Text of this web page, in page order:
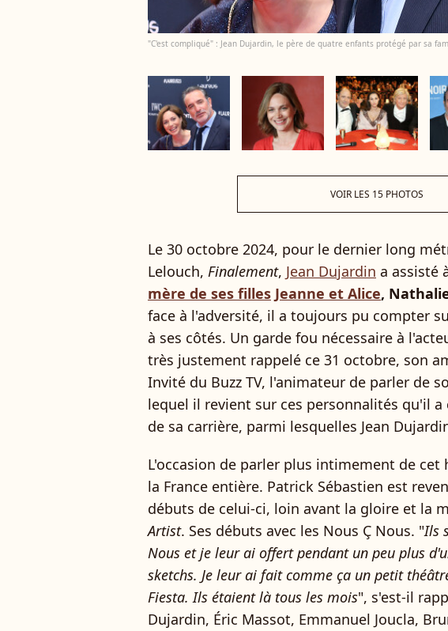
"C'est compliqué" : Jean Dujardin, le père de quatre enfants protégé par sa
VOIR LES 15 PHOTOS
Le 30 octobre 2024, pour le dernier long
Lelouch, Finalement, Jean Dujardin a assisté
mère de ses filles Jeanne et Alice,
face à l'adversité, il a toujours pu compter
à ses côtés. Un garde fou nécessaire à
très justement rappelé ce 31 octobre, son
Invité du Buzz TV, l'animateur de parler de
lequel il revient sur ces personnalités qu'il
de sa carrière, parmi lesquelles Jean
L'occasion de parler plus intimement de cet
la France entière. Patrick Sébastien est
débuts de celui-ci, loin avant la gloire et la
Artist. Ses débuts avec les Nous Ç Nous. "Ils
Nous et je leur ai offert pendant un peu plus
sketchs. Je leur ai fait comme ça un petit
Fiesta. Ils étaient là tous les mois", s'est-il
Dujardin, Éric Massot, Emmanuel Joucla,